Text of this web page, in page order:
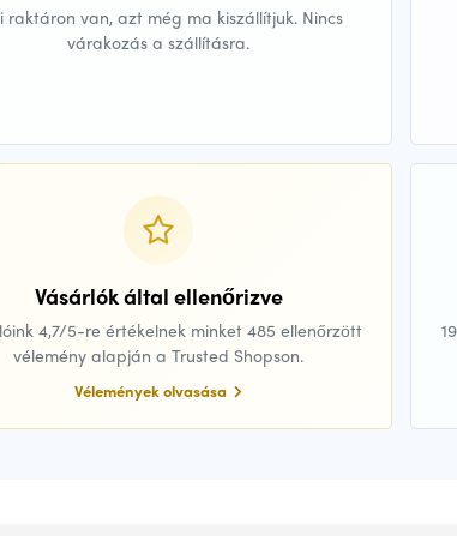
raktáron van, azt még ma kiszállítjuk. Nincs
várakozás a szállításra.
Vásárlók által ellenőrizve
4,7/5-re értékelnek minket 485 ellenőrzött
vélemény alapján a Trusted Shopson.
Vélemények olvasása